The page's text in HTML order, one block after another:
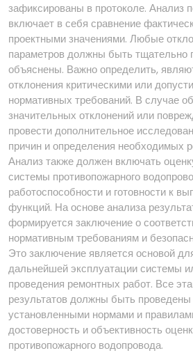
зафиксированы в протоколе. Анализ
включает в себя сравнение
проектными значениями. Любые
параметров должны быть тщательно
объяснены. Важно определить,
отклонения критическими или
нормативных требований. В случае
значительных отклонений или
провести дополнительное
причин и определения необходимых
Анализ также должен включать
системы противопожарного
работоспособности и готовности к
функций. На основе анализа
формируется заключение о
нормативным требованиям и
Это заключение является основой
дальнейшей эксплуатации системы
проведения ремонтных работ. Все
результатов должны быть проведены
установленными нормами и
достоверность и объективность
противопожарного водопровода.